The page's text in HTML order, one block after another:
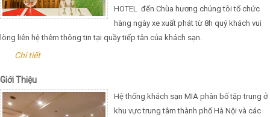
HOTEL đến Chùa hương chúng tôi tổ chức
hàng ngày xe xuất phát từ 8h quý khách vui
lòng liên hệ thêm thông tin tại quầy tiếp tân của khách sạn.
Chi tiết
Giới Thiệu
Hệ thống khách sạn MIA phân bố tập trung ở
khu vực trung tâm thành phố Hà Nội và các